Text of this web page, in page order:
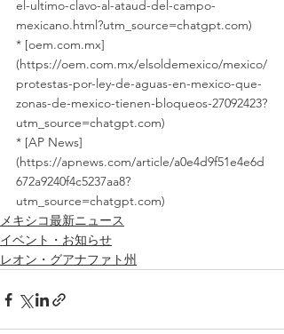
el-ultimo-clavo-al-ataud-del-campo-
mexicano.html?utm_source=chatgpt.com)
* [oem.com.mx]
(https://oem.com.mx/elsoldemexico/mexico/
protestas-por-ley-de-aguas-en-mexico-que-
zonas-de-mexico-tienen-bloqueos-27092423?
utm_source=chatgpt.com)
* [AP News]
(https://apnews.com/article/a0e4d9f51e4e6d
672a9240f4c5237aa8?
utm_source=chatgpt.com)
メキシコ最新ニュース
イベント・お知らせ
レオン・グアナファト州